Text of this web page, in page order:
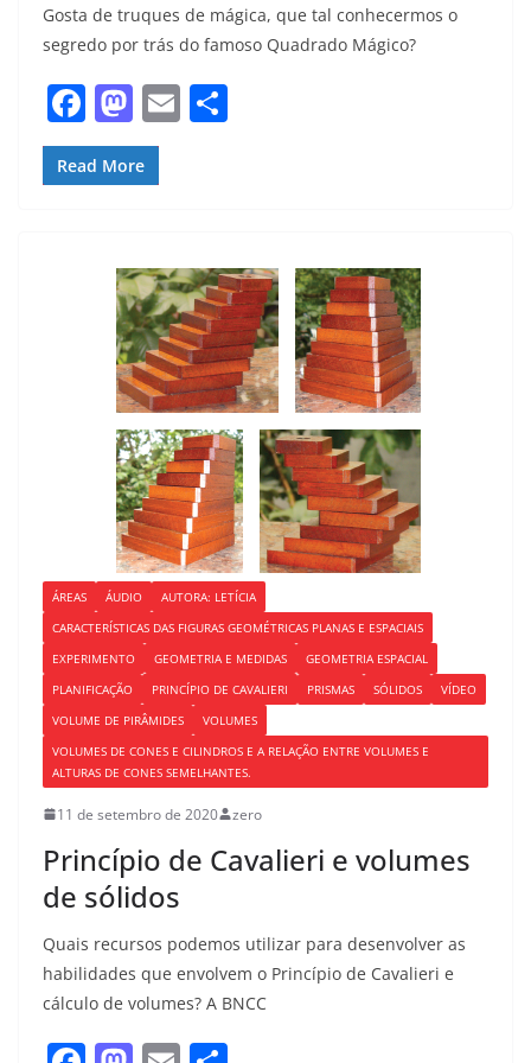
Gosta de truques de mágica, que tal conhecermos o
segredo por trás do famoso Quadrado Mágico?
F
a
c
M
a
st
d
o
n
E
Read More
ÁREAS ÁUDIO
AUTORA: LETÍCIA
CARACTERÍSTICAS DAS FIGURAS GEOMÉTRICAS PLANAS E ESPACIAIS
EXPERIMENTO
GEOMETRIA E MEDIDAS
GEOMETRIA ESPACIAL
PLANIFICAÇÃO
PRINCÍPIO DE CAVALIERI PRISMAS SÓLIDOS
VÍDEO
VOLUME DE PIRÂMIDES
VOLUMES
VOLUMES DE CONES E CILINDROS E A RELAÇÃO ENTRE VOLUMES E
ALTURAS DE CONES SEMELHANTES.
11 de setembro de 2020 zero
Princípio de Cavalieri e volumes
de sólidos
Quais recursos podemos utilizar para desenvolver as
habilidades que envolvem o Princípio de Cavalieri e
cálculo de volumes? A BNCC